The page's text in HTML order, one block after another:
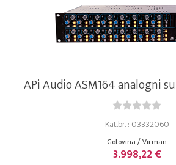
APi Audio ASM164 analogni
Kat.br. : 03332060
Gotovina / Virman
3.998,22 €